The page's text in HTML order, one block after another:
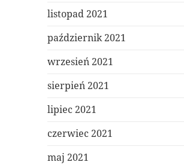
listopad 2021
październik 2021
wrzesień 2021
sierpień 2021
lipiec 2021
czerwiec 2021
maj 2021